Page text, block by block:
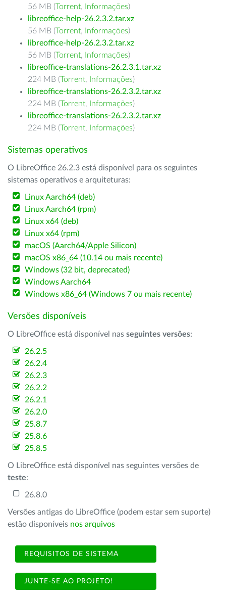
56 MB (Torrent, Informações)
libreoffice-help-26.2.3.2.tar.xz
56 MB (Torrent, Informações)
libreoffice-help-26.2.3.2.tar.xz
56 MB (Torrent, Informações)
libreoffice-translations-26.2.3.1.tar.xz
224 MB (Torrent, Informações)
libreoffice-translations-26.2.3.2.tar.xz
224 MB (Torrent, Informações)
libreoffice-translations-26.2.3.2.tar.xz
224 MB (Torrent, Informações)
Sistemas operativos
O LibreOffice 26.2.3 está disponível para os seguintes
sistemas operativos e arquiteturas:
Linux Aarch64 (deb)
Linux Aarch64 (rpm)
Linux x64 (deb)
Linux x64 (rpm)
macOS (Aarch64/Apple Silicon)
macOS x86_64 (10.14 ou mais recente)
Windows (32 bit, deprecated)
Windows Aarch64
Windows x86_64 (Windows 7 ou mais recente)
Versões disponíveis
O LibreOffice está disponível nas seguintes versões:
26.2.5
26.2.4
26.2.3
26.2.2
26.2.1
26.2.0
25.8.7
25.8.6
25.8.5
O LibreOffice está disponível nas seguintes versões de
teste:
26.8.0
Versões antigas do LibreOffice (podem estar sem suporte)
estão disponíveis nos arquivos
REQUISITOS DE SISTEMA
JUNTE-SE AO PROJETO!